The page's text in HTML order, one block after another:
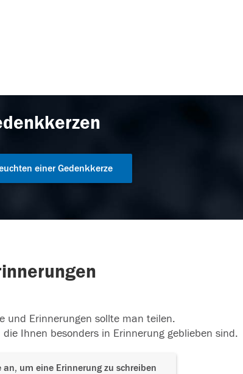
einer Gedenkkerze
und Erinnerungen sollte man teilen.
Ihnen besonders in Erinnerung geblieben sind.
an, um eine Erinnerung zu schreiben